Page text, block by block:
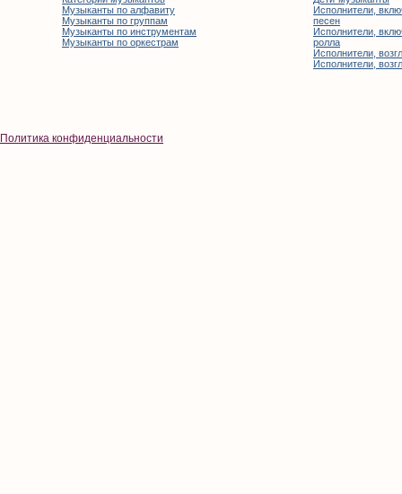
Музыканты по алфавиту
Музыканты по группам
Музыканты по инструментам
Музыканты по оркестрам
Исполнители,
песен
Исполнители,
ролла
Исполнители,
Исполнители,
Политика конфиденциальности